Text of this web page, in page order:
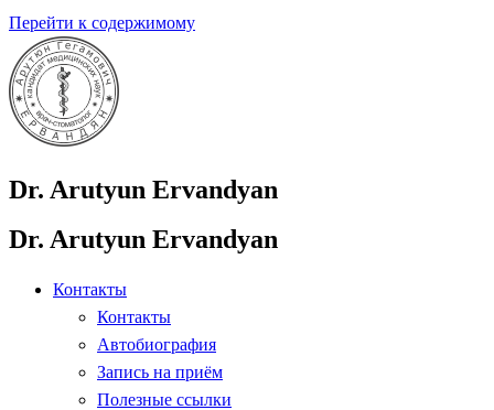
Перейти к содержимому
Dr. Arutyun Ervandyan
Dr. Arutyun Ervandyan
Контакты
Контакты
Автобиография
Запись на приём
Полезные ссылки